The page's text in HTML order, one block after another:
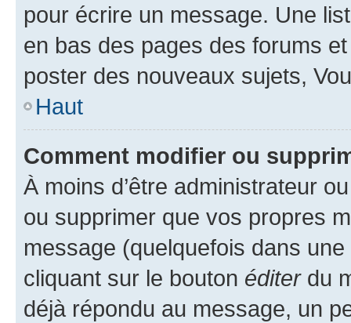
pour écrire un message. Une
en bas des pages des forums
poster des nouveaux sujets,
Haut
Comment modifier ou
À moins d’être administrateur
ou supprimer que vos propres
message (quelquefois dans
cliquant sur le bouton éditerdu
déjà répondu au message, un